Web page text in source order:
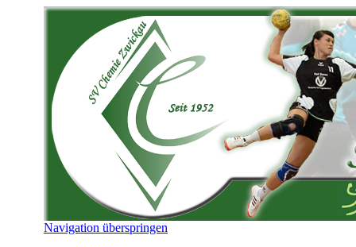
Navigation überspringen